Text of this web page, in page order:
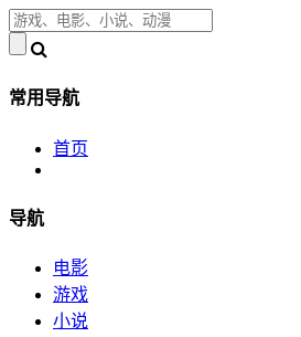
常用导航
首页
导航
电影
游戏
小说